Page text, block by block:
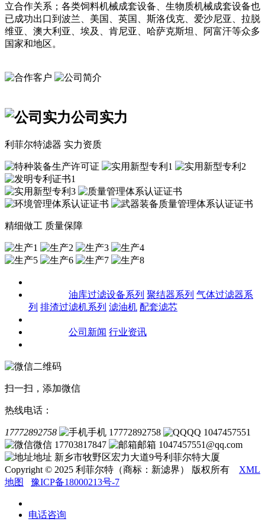
立合作关系；各类饲料机械成套设备、生物质机械成套设备也
已成功出口到波兰、美国、英国、斯洛伐克、爱沙尼亚、拉脱
维亚、澳大利亚、埃及、肯尼亚、哈萨克斯坦、阿富汗等众多
国家和地区。
公司实力
利菲尔特滤器 实力资质
精细做工 质量保障
油库过滤设备系列 聚结器系列 气体过滤器系
列 排渣过滤机系列 滤油机 配套滤芯
公司新闻 行业资讯
扫一扫，添加微信
热线电话：
17772892758 手机 17772892758
QQ 1047457551
微信 17703817847
邮箱 1047457551@qq.com
地址 新乡市牧野区宏力大道9号利菲尔特大厦
Copyright © 2025 利菲尔特（商标：新滤界） 版权所有 XML
地图
豫ICP备18000213号-7
电话咨询